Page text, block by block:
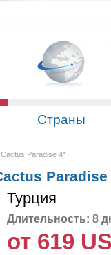
Страны
Paradise 4*
Paradise
Турция
Длительность: 8
от 619